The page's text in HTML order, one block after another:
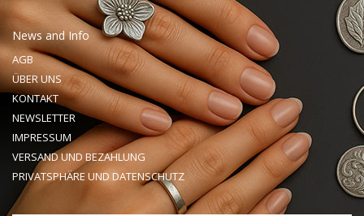
News and Info
AGB
ÜBER UNS
KONTAKT
NEWSLETTER
IMPRESSUM
VERSAND UND BEZAHLUNG
PRIVATSPHÄRE UND DATENSCHUTZ